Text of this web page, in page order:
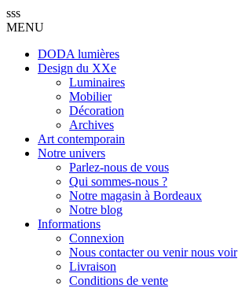
sss
MENU
DODA lumières
Design du XXe
Luminaires
Mobilier
Décoration
Archives
Art contemporain
Notre univers
Parlez-nous de vous
Qui sommes-nous ?
Notre magasin à Bordeaux
Notre blog
Informations
Connexion
Nous contacter ou venir nous voir
Livraison
Conditions de vente